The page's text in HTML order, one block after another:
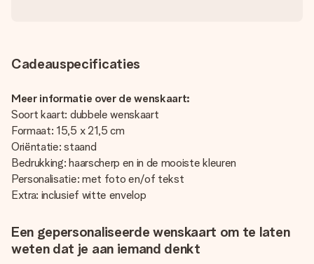
Cadeauspecificaties
Meer informatie over de wenskaart:
Soort kaart: dubbele wenskaart
Formaat: 15,5 x 21,5 cm
Oriëntatie: staand
Bedrukking: haarscherp en in de mooiste kleuren
Personalisatie: met foto en/of tekst
Extra: inclusief witte envelop
Een gepersonaliseerde wenskaart om te laten
weten dat je aan iemand denkt